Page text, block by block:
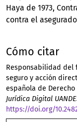
Haya de 1973
contra el
Cómo citar
Responsabilidad del
seguro y acción
española de
Jurídica Digital
https://doi.org/